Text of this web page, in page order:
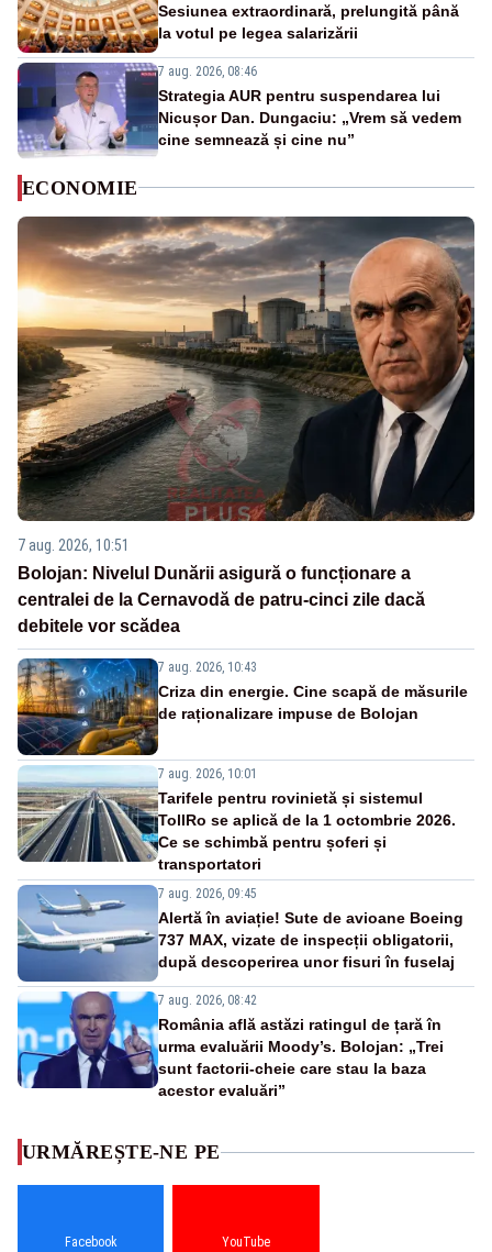
Sesiunea extraordinară, prelungită până
la votul pe legea salarizării
7 aug. 2026, 08:46
Strategia AUR pentru suspendarea lui
Nicușor Dan. Dungaciu: „Vrem să vedem
cine semnează și cine nu”
ECONOMIE
7 aug. 2026, 10:51
Bolojan: Nivelul Dunării asigură o funcționare a
centralei de la Cernavodă de patru-cinci zile dacă
debitele vor scădea
7 aug. 2026, 10:43
Criza din energie. Cine scapă de măsurile
de raționalizare impuse de Bolojan
7 aug. 2026, 10:01
Tarifele pentru rovinietă și sistemul
TollRo se aplică de la 1 octombrie 2026.
Ce se schimbă pentru șoferi și
transportatori
7 aug. 2026, 09:45
Alertă în aviație! Sute de avioane Boeing
737 MAX, vizate de inspecții obligatorii,
după descoperirea unor fisuri în fuselaj
7 aug. 2026, 08:42
România află astăzi ratingul de țară în
urma evaluării Moody’s. Bolojan: „Trei
sunt factorii-cheie care stau la baza
acestor evaluări”
URMĂREȘTE-NE PE
Facebook YouTube